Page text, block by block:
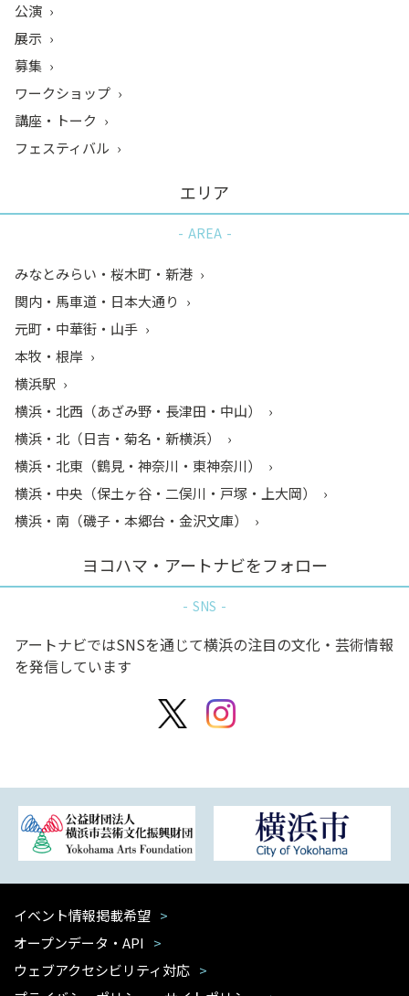
公演
展示
募集
ワークショップ
講座・トーク
フェスティバル
エリア
AREA
みなとみらい・桜木町・新港
関内・馬車道・日本大通り
元町・中華街・山手
本牧・根岸
横浜駅
横浜・北西（あざみ野・長津田・中山）
横浜・北（日吉・菊名・新横浜）
横浜・北東（鶴見・神奈川・東神奈川）
横浜・中央（保土ヶ谷・二俣川・戸塚・上大岡）
横浜・南（磯子・本郷台・金沢文庫）
ヨコハマ・アートナビをフォロー
SNS
アートナビではSNSを通じて横浜の注目の文化・芸術情報
を発信しています
イベント情報掲載希望
オープンデータ・API
ウェブアクセシビリティ対応